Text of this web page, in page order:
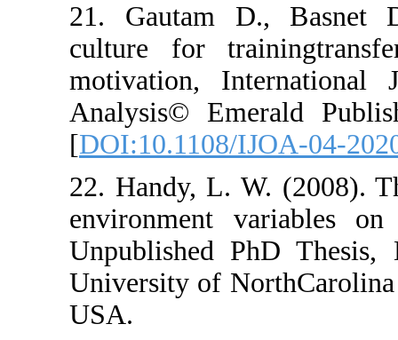
21. Gautam
culture for
motivation,
Analysis©
[DOI:10.1108/
22. Handy, L.
environment
Unpublished
University of